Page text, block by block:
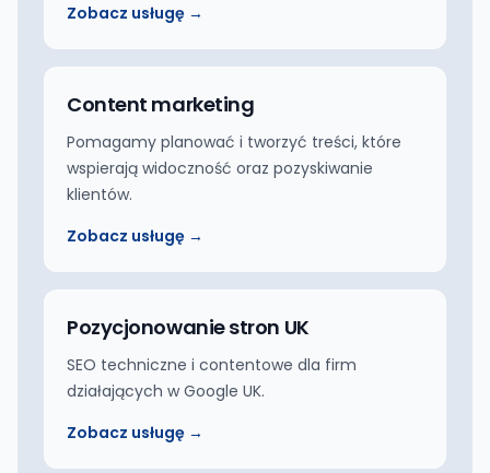
Zobacz usługę →
Content marketing
Pomagamy planować i tworzyć treści, które
wspierają widoczność oraz pozyskiwanie
klientów.
Zobacz usługę →
Pozycjonowanie stron UK
SEO techniczne i contentowe dla firm
działających w Google UK.
Zobacz usługę →